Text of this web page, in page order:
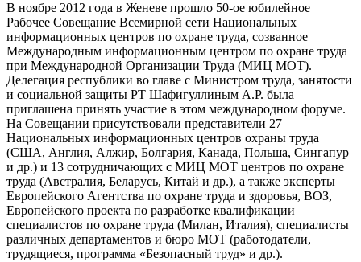
В ноябре 2012 года в Женеве прошло 50-ое юбилейное
Рабочее Совещание Всемирной сети Национальных
информационных центров по охране труда, созванное
Международным информационным центром по охране труда
при Международной Организации Труда (МИЦ МОТ).
Делегация республики во главе с Министром труда, занятости
и социальной защиты РТ Шафигуллиным А.Р. была
приглашена принять участие в этом международном форуме.
На Совещании присутствовали представители 27
Национальных информационных центров охраны труда
(США, Англия, Алжир, Болгария, Канада, Польша, Сингапур
и др.) и 13 сотрудничающих с МИЦ МОТ центров по охране
труда (Австралия, Беларусь, Китай и др.), а также эксперты
Европейского Агентства по охране труда и здоровья, ВОЗ,
Европейского проекта по разработке квалификации
специалистов по охране труда (Милан, Италия), специалисты
различных департаментов и бюро МОТ (работодатели,
трудящиеся, программа «Безопасный труд» и др.).